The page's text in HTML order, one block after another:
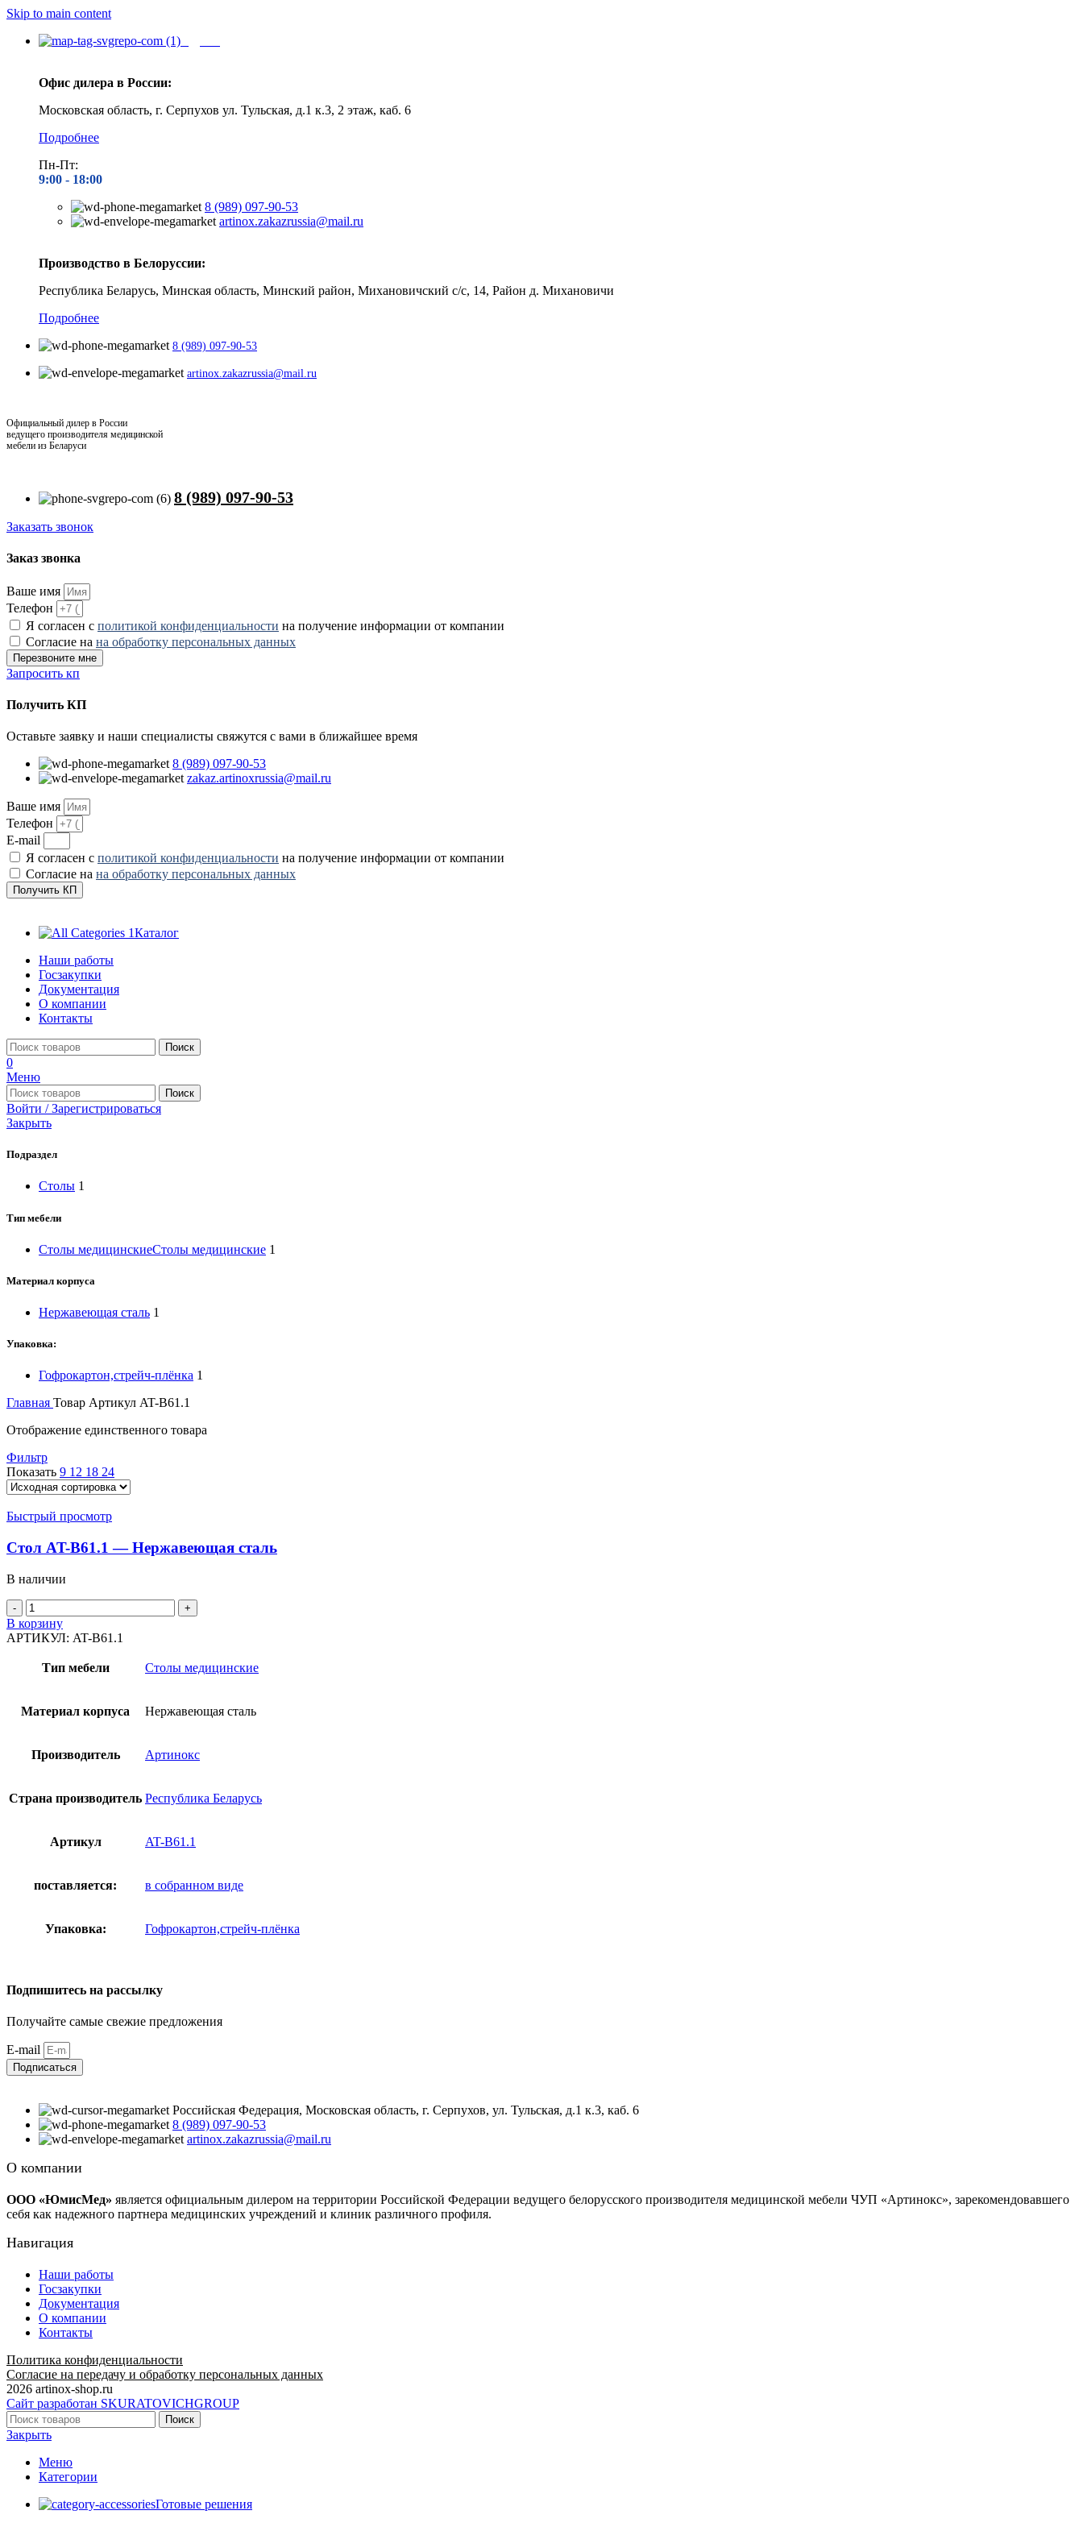
Skip to main content
Офис дилера в России:
Московская область, г. Серпухов ул. Тульская, д.1 к.3, 2 этаж, каб. 6
Подробнее
Пн-Пт:
9:00 - 18:00
8 (989) 097-90-53
artinox.zakazrussia@mail.ru
Производство в Белоруссии:
Республика Беларусь, Минская область, Минский район, Михановичский с/с, 14, Район д. Михановичи
Подробнее
8 (989) 097-90-53
artinox.zakazrussia@mail.ru
Официальный дилер в России
ведущего производителя медицинской
мебели из Беларуси
8 (989) 097-90-53
Заказать звонок
Заказ звонка
Ваше имя
Телефон
Я согласен с политикой конфиденциальности на получение информации от компании
Согласие на на обработку персональных данных
Перезвоните мне
Запросить кп
Получить КП
Оставьте заявку и наши специалисты свяжутся с вами в ближайшее время
8 (989) 097-90-53
zakaz.artinoxrussia@mail.ru
Ваше имя
Телефон
E-mail
Я согласен с политикой конфиденциальности на получение информации от компании
Согласие на на обработку персональных данных
Получить КП
Каталог
Наши работы
Госзакупки
Документация
О компании
Контакты
Поиск
0
Меню
Поиск
Войти / Зарегистрироваться
Закрыть
Подраздел
Столы 1
Тип мебели
Столы медицинскиеСтолы медицинские 1
Материал корпуса
Нержавеющая сталь 1
Упаковка:
Гофрокартон,стрейч-плёнка 1
Главная Товар Артикул AT-B61.1
Отображение единственного товара
Фильтр
Показать 9 12 18 24
Быстрый просмотр
Стол AT-B61.1 — Нержавеющая сталь
В наличии
Количество
товара
Стол
B61.1
сталь
В корзину
АРТИКУЛ: AT-B61.1
Тип мебели Столы медицинские
Материал корпуса Нержавеющая сталь
Производитель Артинокс
Страна производитель Республика Беларусь
Артикул AT-B61.1
поставляется: в собранном виде
Упаковка: Гофрокартон,стрейч-плёнка
Подпишитесь на рассылку
Получайте самые свежие предложения
E-mail
Подписаться
Российская Федерация, Московская область, г. Серпухов, ул. Тульская, д.1 к.3, каб. 6
8 (989) 097-90-53
artinox.zakazrussia@mail.ru
О компании
ООО «ЮмисМед» является официальным дилером на территории Российской Федерации ведущего белорусского производителя медицинской мебели ЧУП «Артинокс», зарекомендовавшего
себя как надежного партнера медицинских учреждений и клиник различного профиля.
Навигация
Наши работы
Госзакупки
Документация
О компании
Контакты
Политика конфиденциальности
Согласие на передачу и обработку персональных данных
2026 artinox-shop.ru
Сайт разработан SKURATOVICHGROUP
Поиск
Закрыть
Меню
Категории
Готовые решения